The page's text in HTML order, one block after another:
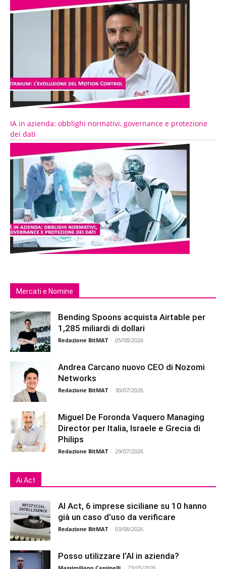
IA in azienda: obblighi normativi, governance e protezione
dei dati
Mercati e Nomine
Bending Spoons acquista Airtable per
1,285 miliardi di dollari
Redazione BitMAT - 05/08/2026
Andrea Carcano nuovo CEO di Nozomi
Networks
Redazione BitMAT - 30/07/2026
Miguel De Foronda Vaquero Managing
Director per Italia, Israele e Grecia di
Philips
Redazione BitMAT - 29/07/2026
Ai Act
AI Act, 6 imprese siciliane su 10 hanno
già un caso d’uso da verificare
Redazione BitMAT - 03/08/2026
Posso utilizzare l’AI in azienda?